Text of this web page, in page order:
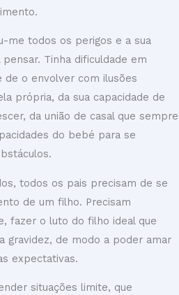
me todos os perigos e a sua
Tinha dificuldade em
de o envolver com ilusões
própria, da sua capacidade de
da união de casal que sempre
do bebé para se
todos os pais precisam de se
de um filho. Precisam
fazer o luto do filho ideal que
gravidez, de modo a poder amar
expectativas.
situações limite, que